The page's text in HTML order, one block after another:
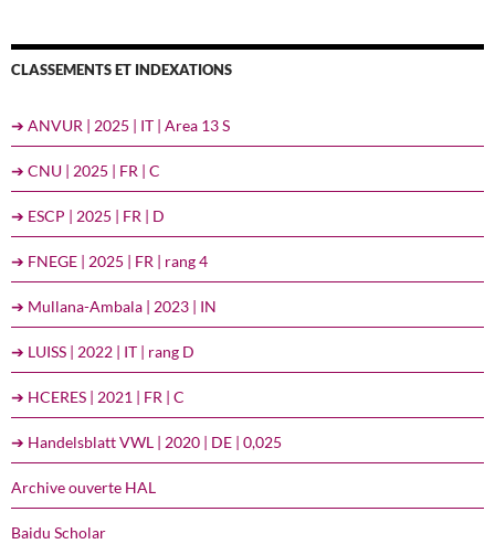
CLASSEMENTS ET INDEXATIONS
➔ ANVUR | 2025 | IT | Area 13 S
➔ CNU | 2025 | FR | C
➔ ESCP | 2025 | FR | D
➔ FNEGE | 2025 | FR | rang 4
➔ Mullana-Ambala | 2023 | IN
➔ LUISS | 2022 | IT | rang D
➔ HCERES | 2021 | FR | C
➔ Handelsblatt VWL | 2020 | DE | 0,025
Archive ouverte HAL
Baidu Scholar